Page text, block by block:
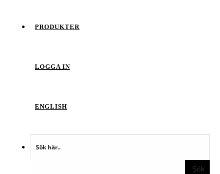
PRODUKTER
LOGGA IN
ENGLISH
Sök